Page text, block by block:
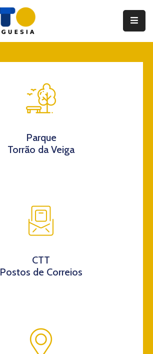
Parque
Torrão da Veiga
CTT
Postos de Correios